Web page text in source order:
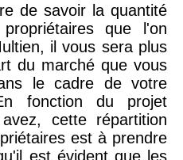
de savoir la quantité
que l'on
il vous sera plus
du marché que vous
le cadre de votre
fonction du projet
cette répartition
est à prendre
est évident que les